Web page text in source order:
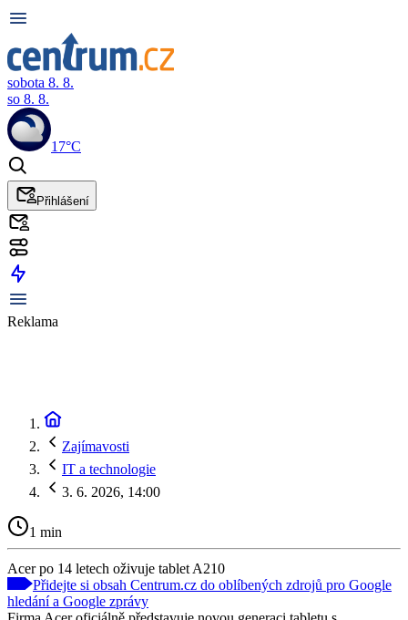
sobota 8. 8.
so 8. 8.
17°C
Přihlášení
Reklama
Zajímavosti
IT a technologie
3. 6. 2026, 14:00
1 min
Acer po 14 letech oživuje tablet A210
Přidejte si obsah Centrum.cz do oblíbených zdrojů pro Google
hledání a Google zprávy